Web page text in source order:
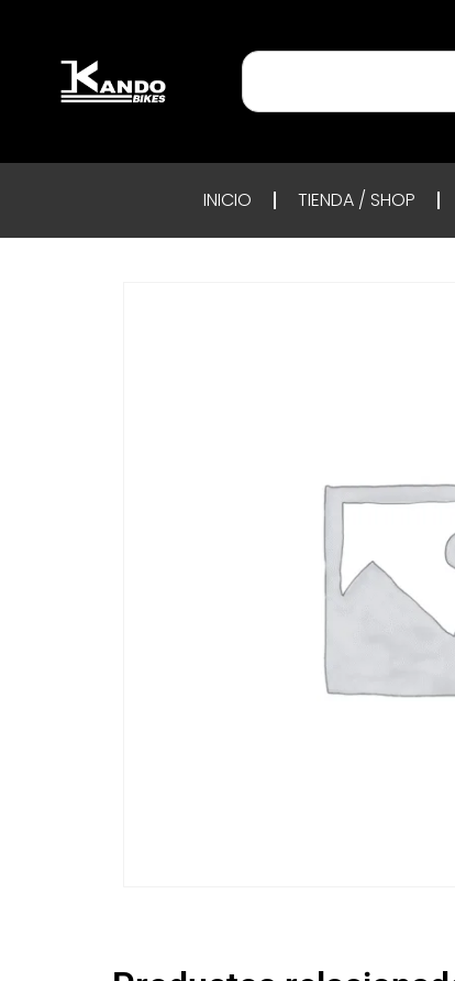
INICIO TIENDA / SHOP